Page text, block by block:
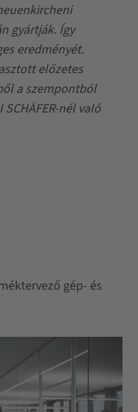
gyártják. Így
eredményét.
előzetes
a szempontból
nél való
gép- és